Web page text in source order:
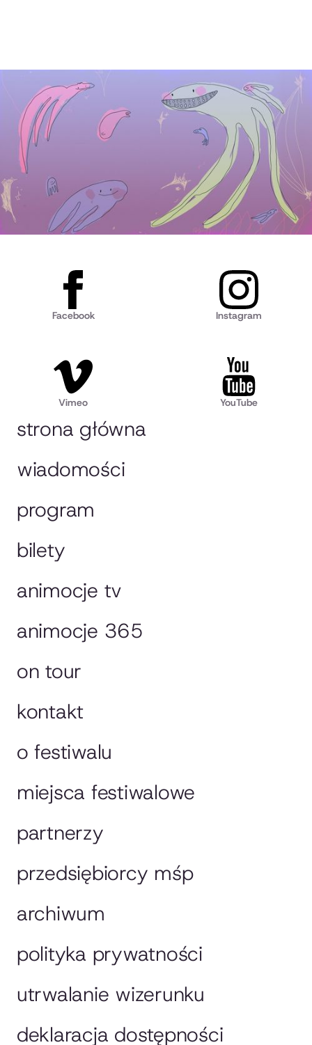
strona główna
wiadomości
program
bilety
animocje tv
animocje 365
on tour
kontakt
o festiwalu
miejsca festiwalowe
partnerzy
przedsiębiorcy mśp
archiwum
polityka prywatności
utrwalanie wizerunku
deklaracja dostępności
Facebook Instagram
Vimeo YouTube